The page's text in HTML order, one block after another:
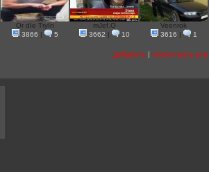
Or dIe TryIn
3866
5
mJef.O
3662
10
Veenrok
3616
1
добавить посмотреть все